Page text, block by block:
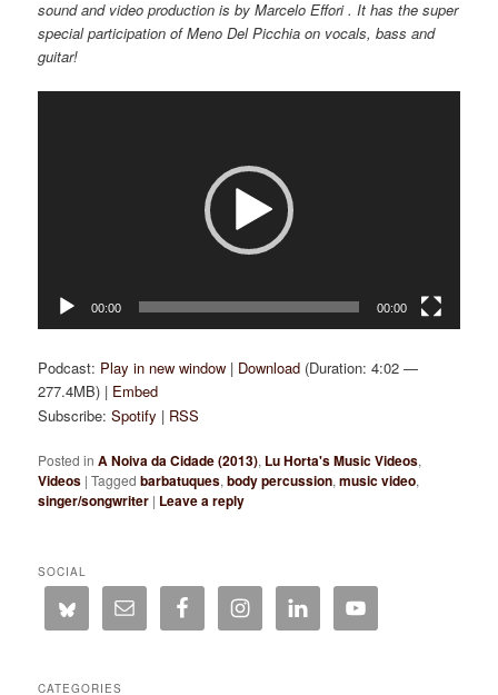
sound and video production is by Marcelo Effori . It has the super
special participation of Meno Del Picchia on vocals, bass and
guitar!
00:00 00:00
Podcast: Play in new window | Download (Duration: 4:02 —
277.4MB) | Embed
Subscribe:Spotify | RSS
Posted in A Noiva da Cidade (2013), Lu Horta's Music Videos,
Videos |Tagged barbatuques,body percussion,music video,
singer/songwriter | Leave a reply
SOCIAL
CATEGORIES